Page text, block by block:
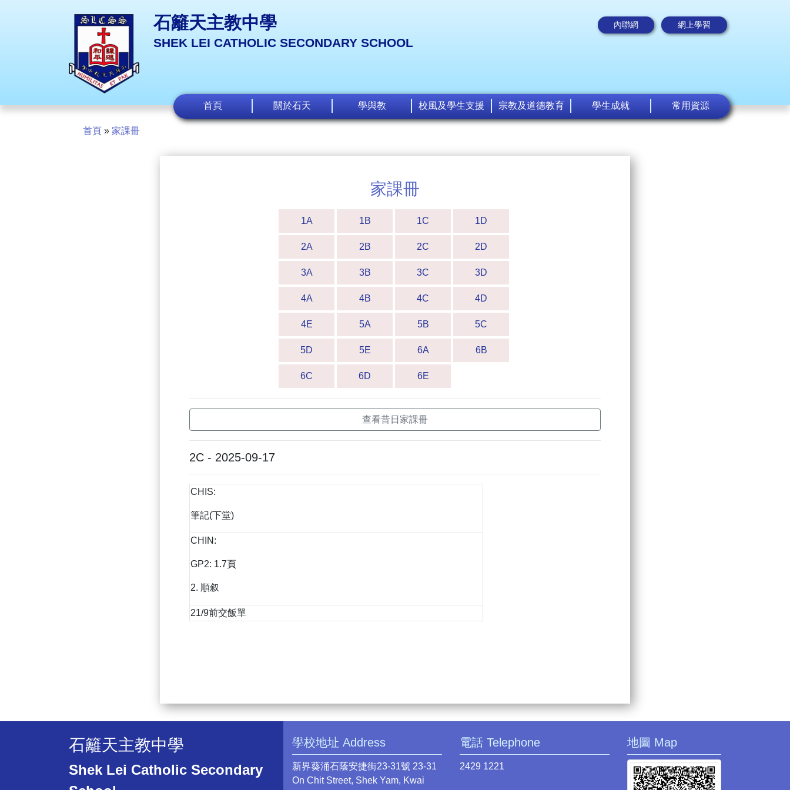
石籬天主教中學
SHEK LEI CATHOLIC SECONDARY SCHOOL
內聯網 網上學習
首頁 關於石天 學與教 校風及學生支援 宗教及道德教育 學生成就 常用資源
首頁 » 家課冊
家課冊
1A 1B 1C 1D
2A 2B 2C 2D
3A 3B 3C 3D
4A 4B 4C 4D
4E 5A 5B 5C
5D 5E 6A 6B
6C 6D 6E
查看昔日家課冊
2C - 2025-09-17
CHIS:
筆記(下堂)
CHIN:
GP2: 1.7頁
2. 順叙
21/9前交飯單
石籬天主教中學
Shek Lei Catholic Secondary
學校地址 Address
新界葵涌石蔭安捷街23-31號 23-31
On Chit Street, Shek Yam, Kwai
電話 Telephone
2429 1221
地圖 Map